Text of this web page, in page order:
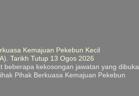
Kemajuan Pekebun Kecil
Tarikh Tutup 13 Ogos 2026
beberapa kekosongan jawatan yang dibuka
Pihak Berkuasa Kemajuan Pekebun